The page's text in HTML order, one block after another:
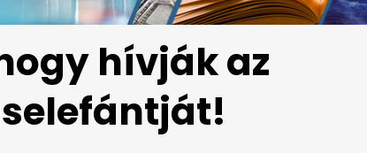
hívják az